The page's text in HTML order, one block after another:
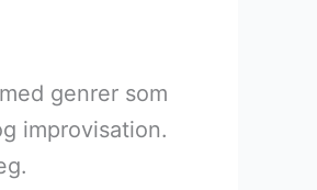
genrer som
improvisation.